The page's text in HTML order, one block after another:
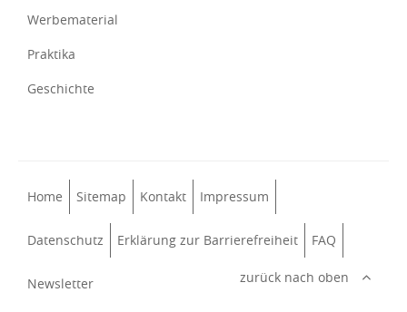
Werbematerial
Praktika
Geschichte
Home Sitemap Kontakt Impressum
Datenschutz Erklärung zur Barrierefreiheit FAQ
Newsletter zurück nach oben